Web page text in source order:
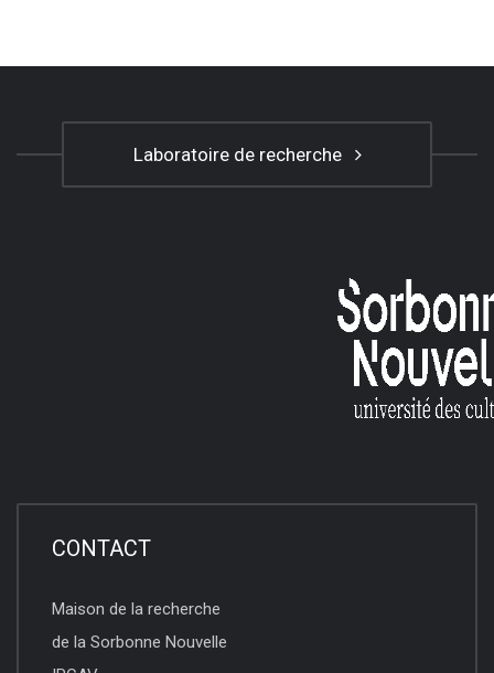
Laboratoire de recherche
CONTACT
Maison de la recherche
de la Sorbonne Nouvelle